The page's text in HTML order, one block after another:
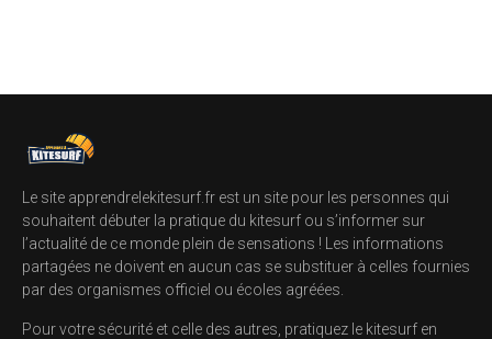
Le site apprendrelekitesurf.fr est un site pour les personnes qui
souhaitent débuter la pratique du kitesurf ou s’informer sur
l’actualité de ce monde plein de sensations ! Les informations
partagées ne doivent en aucun cas se substituer à celles fournies
par des organismes officiel ou écoles agréées.
Pour votre sécurité et celle des autres, pratiquez le kitesurf en